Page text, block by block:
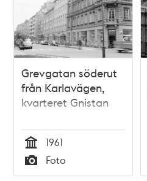
Grevgatan söderut
från Karlavägen,
kvarteret Gnistan
Tid
1961
Typ
Foto